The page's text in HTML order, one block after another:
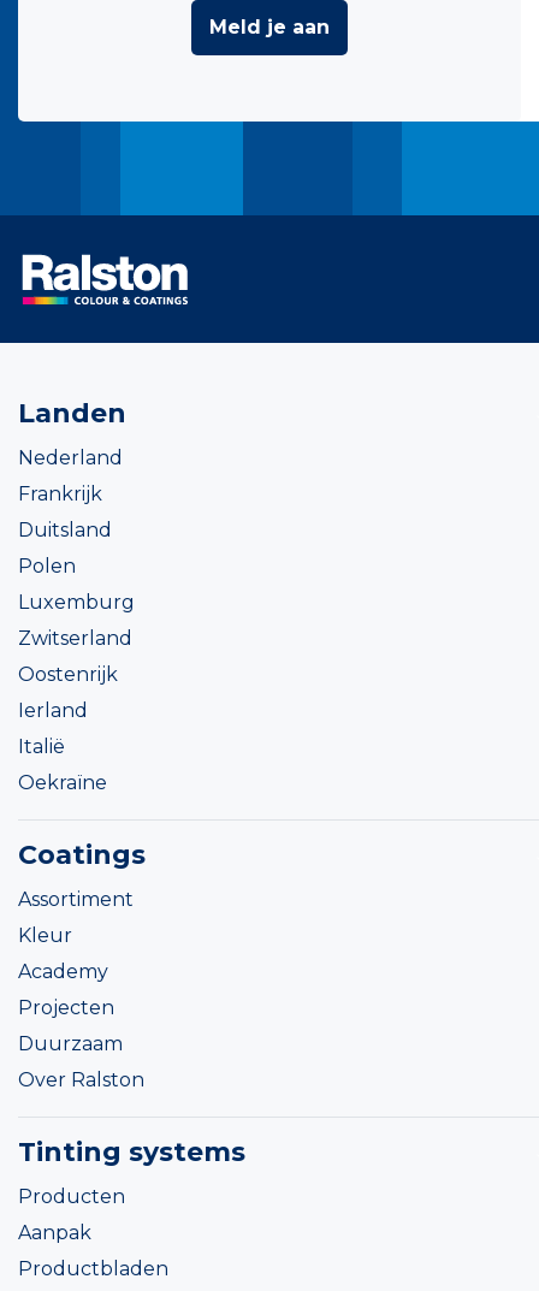
Meld je aan
Landen
Nederland
Frankrijk
Duitsland
Polen
Luxemburg
Zwitserland
Oostenrijk
Ierland
Italië
Oekraïne
Coatings
Assortiment
Kleur
Academy
Projecten
Duurzaam
Over Ralston
Tinting systems
Producten
Aanpak
Productbladen